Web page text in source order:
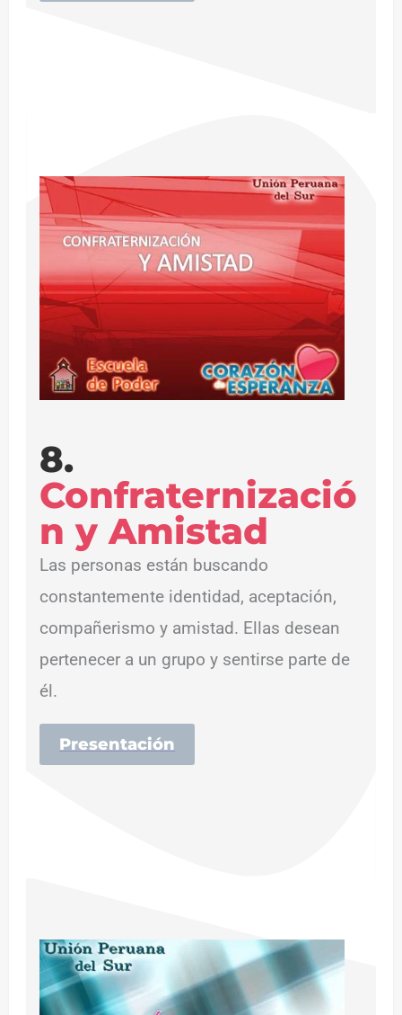
8.
Confraternizació
n y Amistad
Las personas están buscando
constantemente identidad, aceptación,
compañerismo y amistad. Ellas desean
pertenecer a un grupo y sentirse parte de
él.
Presentación